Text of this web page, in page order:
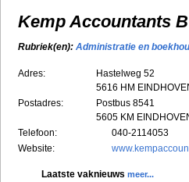
Kemp Accountants
Rubriek(en): Administratie en
Adres:
Hastelweg 52
5616 HM
Postadres:
Postbus 8541
5605 KM
Telefoon:
040-2114053
Website:
Laatste vaknieuws meer...